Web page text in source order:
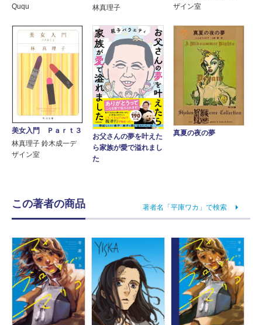
Ququ
林真理子
ザイン室
美女入門 Ｐａｒｔ３
林真理子 鈴木成一デ
ザイン室
お父さんの夢を叶えた
ら家族が愛で溢れまし
た
真夏の夜の夢
この著者の商品 著者名「平庫ワカ」で検索